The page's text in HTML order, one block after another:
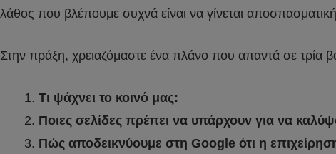
λάθος που βλέπουμε συχνά είναι να γίνεται
Στην πράξη, χρειαζόμαστε ένα πλάνο που απαντά σε τρία
Τι ψάχνει το κοινό μας:
Ποιες σελίδες πρέπει να υπάρχουν για να
Πώς αποδεικνύουμε στη Google ότι η